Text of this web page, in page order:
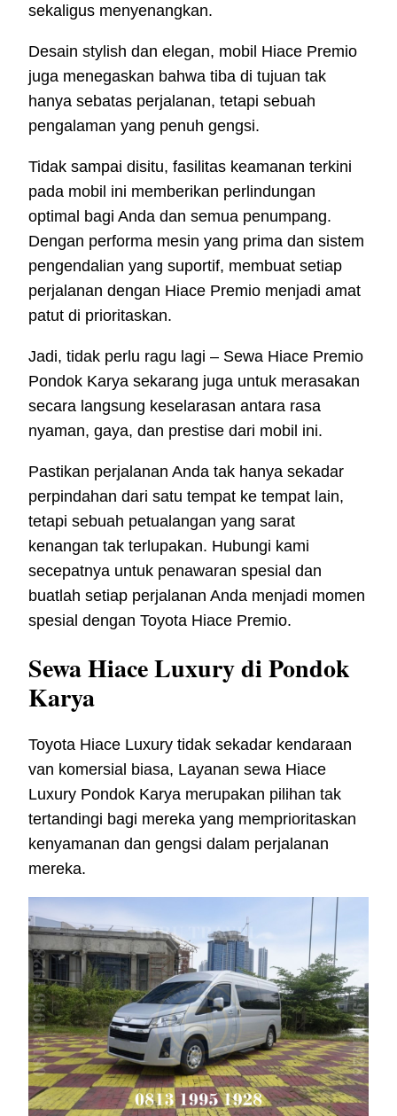
sekaligus menyenangkan.
Desain stylish dan elegan, mobil Hiace Premio
juga menegaskan bahwa tiba di tujuan tak
hanya sebatas perjalanan, tetapi sebuah
pengalaman yang penuh gengsi.
Tidak sampai disitu, fasilitas keamanan terkini
pada mobil ini memberikan perlindungan
optimal bagi Anda dan semua penumpang.
Dengan performa mesin yang prima dan sistem
pengendalian yang suportif, membuat setiap
perjalanan dengan Hiace Premio menjadi amat
patut di prioritaskan.
Jadi, tidak perlu ragu lagi – Sewa Hiace Premio
Pondok Karya sekarang juga untuk merasakan
secara langsung keselarasan antara rasa
nyaman, gaya, dan prestise dari mobil ini.
Pastikan perjalanan Anda tak hanya sekadar
perpindahan dari satu tempat ke tempat lain,
tetapi sebuah petualangan yang sarat
kenangan tak terlupakan. Hubungi kami
secepatnya untuk penawaran spesial dan
buatlah setiap perjalanan Anda menjadi momen
spesial dengan Toyota Hiace Premio.
Sewa Hiace Luxury di Pondok
Karya
Toyota Hiace Luxury tidak sekadar kendaraan
van komersial biasa, Layanan sewa Hiace
Luxury Pondok Karya merupakan pilihan tak
tertandingi bagi mereka yang memprioritaskan
kenyamanan dan gengsi dalam perjalanan
mereka.